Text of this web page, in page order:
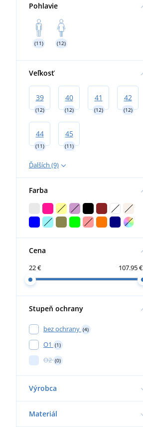
Pohlavie
(11) (12)
Veľkosť
39
(12)
40
(12)
41
(12)
42
(12)
44
(11)
45
(11)
Ďalších (9)
Farba
Cena
22 € 107.95 €
Stupeň ochrany
bez ochrany (4)
O1 (1)
O2 (0)
Výrobca
Materiál